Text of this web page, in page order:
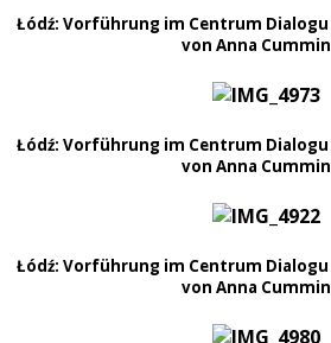
Łódź: Vorführung im Centrum Dialogu
von Anna
Łódź: Vorführung im Centrum Dialogu
von Anna
Łódź: Vorführung im Centrum Dialogu
von Anna